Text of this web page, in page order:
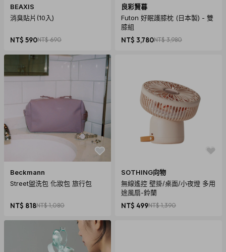
BEAXIS
消臭貼片(10入)
NT$ 590NT$ 690
良彩賢暮
Futon 好眠護膝枕 (日本製) - 雙
膝組
NT$ 3,780NT$ 3,980
Beckmann
Street盥洗包 化妝包 旅行包
NT$ 818NT$ 1,080
SOTHING向物
無線遙控 壁掛/桌面/小夜燈 多用
途風扇-鈴蘭
NT$ 499NT$ 1,390